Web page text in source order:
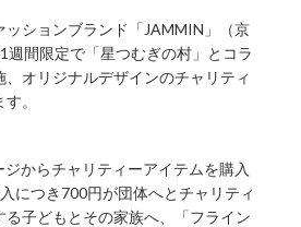
ッションブランド「JAMMIN」（京
間限定で「星つむぎの村」とコラ
オリジナルデザインのチャリティ
。
からチャリティーアイテムを購入
につき700円が団体へとチャリティ
る子どもとその家族へ、「フライン